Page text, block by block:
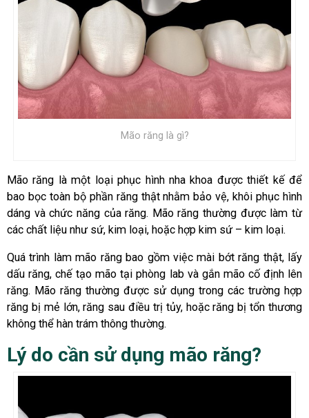
Mão răng là gì?
Mão răng là một loại phục hình nha khoa được thiết kế để
bao bọc toàn bộ phần răng thật nhằm bảo vệ, khôi phục hình
dáng và chức năng của răng. Mão răng thường được làm từ
các chất liệu như sứ, kim loại, hoặc hợp kim sứ – kim loại.
Quá trình làm mão răng bao gồm việc mài bớt răng thật, lấy
dấu răng, chế tạo mão tại phòng lab và gắn mão cố định lên
răng. Mão răng thường được sử dụng trong các trường hợp
răng bị mẻ lớn, răng sau điều trị tủy, hoặc răng bị tổn thương
không thể hàn trám thông thường.
Lý do cần sử dụng mão răng?